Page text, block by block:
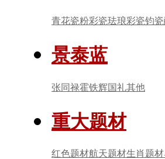
青花瓷粉彩瓷珐琅彩瓷钧瓷
景泰蓝
张同禄霍铁辉国礼其他
重大题材
红色题材航天题材生肖题材